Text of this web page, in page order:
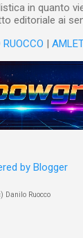
in quanto
editoriale ai
|
by Blogger
Danilo Ruocco